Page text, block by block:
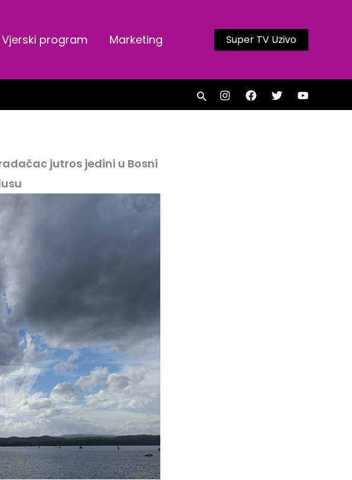
Vjerski program Marketing Super TV Uzivo
Search
jutros jedini u Bosni